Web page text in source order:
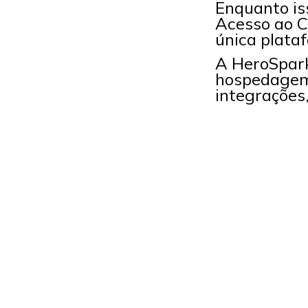
Enquanto
Acesso ao
única
A